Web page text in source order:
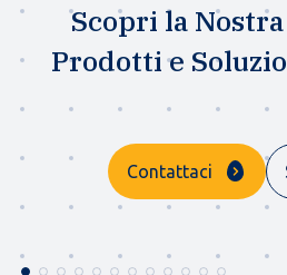
Scopri la
Prodotti e
Contattaci